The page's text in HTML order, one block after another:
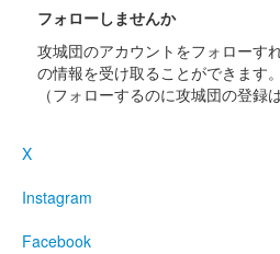
フォローしませんか
攻城団のアカウントをフォローす
の情報を受け取ることができます。
（フォローするのに攻城団の登録
X
Instagram
Facebook